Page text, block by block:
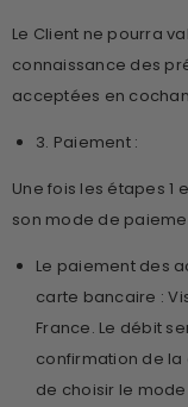
Le Client ne pourra
connaissance des
acceptées en
3. Paiement :
Une fois les étapes 1
son mode de
Le paiement des
carte bancaire :
France. Le débit
confirmation de la
de choisir le